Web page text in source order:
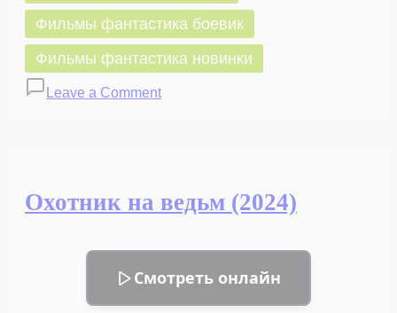
Фильмы фантастика боевик
Фильмы фантастика новинки
Leave a Commenton
Охотник на ведьм (2024)
Смотреть онлайн